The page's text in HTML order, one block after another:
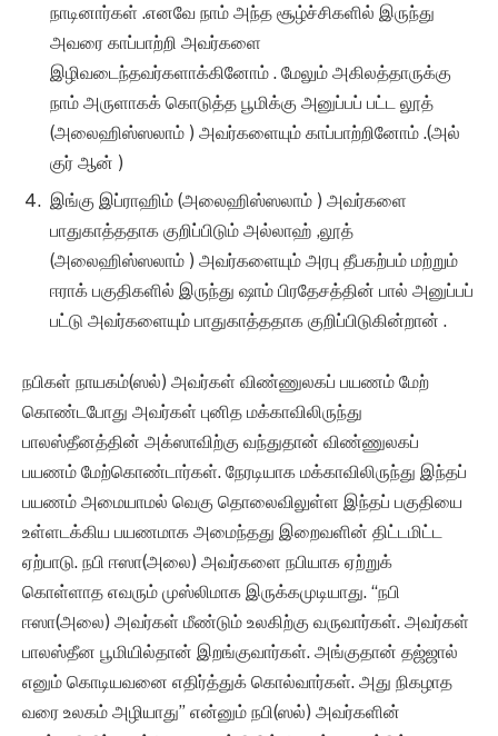
நாடினார்கள் .எனவே நாம் அந்த சூழ்ச்சிகளில் இருந்து
அவரை காப்பாற்றி அவர்களை
இழிவடைந்தவர்களாக்கினோம் . மேலும் அகிலத்தாருக்கு
நாம் அருளாகக் கொடுத்த பூமிக்கு அனுப்பப் பட்ட லூத்
(அலைஹிஸ்ஸலாம் ) அவர்களையும் காப்பாற்றினோம் .(அல்
குர் ஆன் )
இங்கு இப்ராஹிம் (அலைஹிஸ்ஸலாம் ) அவர்களை
பாதுகாத்ததாக குறிப்பிடும் அல்லாஹ் ,லூத்
(அலைஹிஸ்ஸலாம் ) அவர்களையும் அரபு தீபகற்பம் மற்றும்
ஈராக் பகுதிகளில் இருந்து ஷாம் பிரதேசத்தின் பால் அனுப்பப்
பட்டு அவர்களையும் பாதுகாத்ததாக குறிப்பிடுகின்றான் .
நபிகள் நாயகம்(ஸல்) அவர்கள் விண்ணுலகப் பயணம் மேற்
கொண்டபோது அவர்கள் புனித மக்காவிலிருந்து
பாலஸ்தீனத்தின் அக்ஸாவிற்கு வந்துதான் விண்ணுலகப்
பயணம் மேற்கொண்டார்கள். நேரடியாக மக்காவிலிருந்து இந்தப்
பயணம் அமையாமல் வெகு தொலைவிலுள்ள இந்தப் பகுதியை
உள்ளடக்கிய பயணமாக அமைந்தது இறைவளின் திட்டமிட்ட
ஏற்பாடு. நபி ஈஸா(அலை) அவர்களை நபியாக ஏற்றுக்
கொள்ளாத எவரும் முஸ்லிமாக இருக்கமுடியாது. “நபி
ஈஸா(அலை) அவர்கள் மீண்டும் உலகிற்கு வருவார்கள். அவர்கள்
பாலஸ்தீன பூமியில்தான் இறங்குவார்கள். அங்குதான் தஜ்ஜால்
எனும் கொடியவனை எதிர்த்துக் கொல்வார்கள். அது நிகழாத
வரை உலகம் அழியாது” என்னும் நபி(ஸல்) அவர்களின்